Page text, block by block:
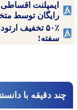
ایمپلنت
رایگان توسط
۵۰٪ تخفیف
سفته!
چند دقیقه با